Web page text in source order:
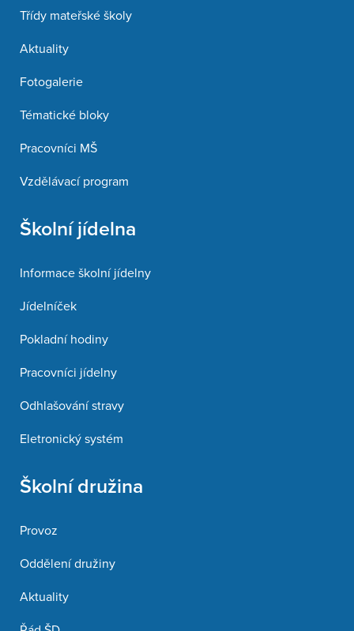
Třídy mateřské školy
Aktuality
Fotogalerie
Tématické bloky
Pracovníci MŠ
Vzdělávací program
Školní jídelna
Informace školní jídelny
Jídelníček
Pokladní hodiny
Pracovníci jídelny
Odhlašování stravy
Eletronický systém
Školní družina
Provoz
Oddělení družiny
Aktuality